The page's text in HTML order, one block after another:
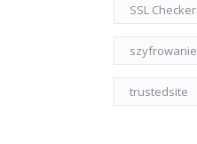
SSL Checker
szyfrowanie
trustedsite